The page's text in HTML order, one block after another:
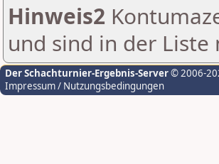
Hinweis2
und sind in der
Der Schachturnier-Ergebnis-Server© 2006-
Impressum / Nutzungsbedingungen